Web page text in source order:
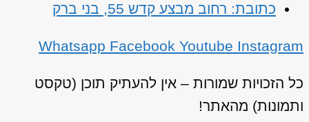
כתובת: רחוב מבצע קדש 55, בני ברק
Whatsapp Facebook Youtube Instagram
כל הזכויות שמורות – אין להעתיק תוכן (טקסט
ותמונות) מהאתר!